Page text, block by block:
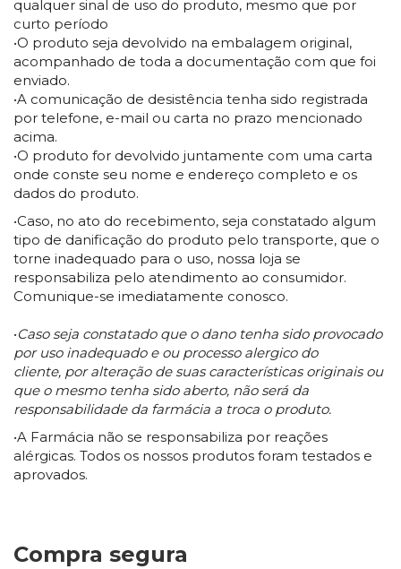
qualquer sinal de uso do produto, mesmo que por
curto período
•O produto seja devolvido na embalagem original,
acompanhado de toda a documentação com que foi
enviado.
•A comunicação de desistência tenha sido registrada
por telefone, e-mail ou carta no prazo mencionado
acima.
•O produto for devolvido juntamente com uma carta
onde conste seu nome e endereço completo e os
dados do produto.
•Caso, no ato do recebimento, seja constatado algum
tipo de danificação do produto pelo transporte, que o
torne inadequado para o uso, nossa loja se
responsabiliza pelo atendimento ao consumidor.
Comunique-se imediatamente conosco.
•Caso seja constatado que o dano tenha sido provocado
por uso inadequado e ou processo alergico do
cliente, por alteração de suas características originais ou
que o mesmo tenha sido aberto, não será da
responsabilidade da farmácia a troca o produto.
•A Farmácia não se responsabiliza por reações
alérgicas. Todos os nossos produtos foram testados e
aprovados.
Compra segura